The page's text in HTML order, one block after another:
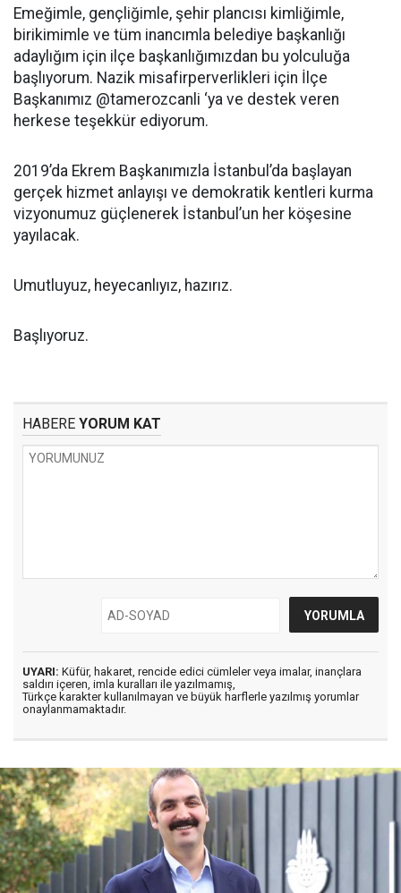
Emeğimle, gençliğimle, şehir plancısı kimliğimle,
birikimimle ve tüm inancımla belediye başkanlığı
adaylığım için ilçe başkanlığımızdan bu yolculuğa
başlıyorum. Nazik misafirperverlikleri için İlçe
Başkanımız @tamerozcanli ‘ya ve destek veren
herkese teşekkür ediyorum.
2019’da Ekrem Başkanımızla İstanbul’da başlayan
gerçek hizmet anlayışı ve demokratik kentleri kurma
vizyonumuz güçlenerek İstanbul’un her köşesine
yayılacak.
Umutluyuz, heyecanlıyız, hazırız.
Başlıyoruz.
HABERE YORUM KAT
UYARI: Küfür, hakaret, rencide edici cümleler veya imalar, inançlara
saldırı içeren, imla kuralları ile yazılmamış,
Türkçe karakter kullanılmayan ve büyük harflerle yazılmış yorumlar
onaylanmamaktadır.